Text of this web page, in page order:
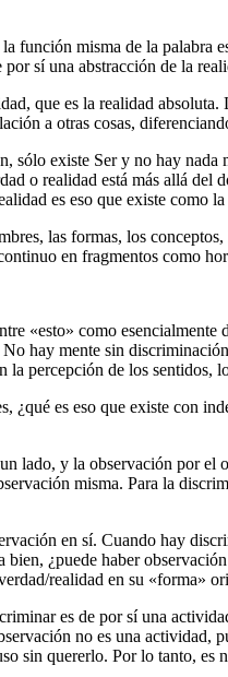
función misma de la
sí una abstracción de la
que es la realidad
a otras cosas,
sólo existe Ser y no hay
o realidad está más allá
es eso que existe como
las formas, los
en fragmentos como
«esto» como
hay mente sin
percepción de los sentidos,
es eso que existe con
lado, y la observación por
misma. Para la
en sí. Cuando hay
¿puede haber
realidad en su «forma»
es de por sí una
no es una actividad,
sin quererlo. Por lo tanto,